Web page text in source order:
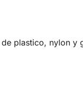
plastico, nylon y